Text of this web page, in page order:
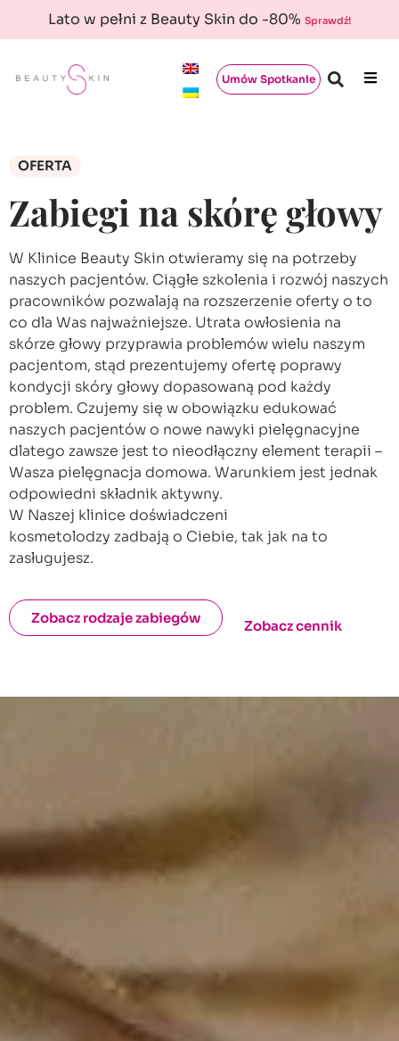
Lato w pełni z Beauty Skin do -80% Sprawdź!
Umów Spotkanie
OFERTA
Zabiegi na skórę głowy
W Klinice Beauty Skin otwieramy się na potrzeby
naszych pacjentów. Ciągłe szkolenia i rozwój naszych
pracowników pozwalają na rozszerzenie oferty o to
co dla Was najważniejsze. Utrata owłosienia na
skórze głowy przyprawia problemów wielu naszym
pacjentom, stąd prezentujemy ofertę poprawy
kondycji skóry głowy dopasowaną pod każdy
problem. Czujemy się w obowiązku edukować
naszych pacjentów o nowe nawyki pielęgnacyjne
dlatego zawsze jest to nieodłączny element terapii –
Wasza pielęgnacja domowa. Warunkiem jest jednak
odpowiedni składnik aktywny.
W Naszej klinice doświadczeni
kosmetolodzy zadbają o Ciebie, tak jak na to
zasługujesz.
Zobacz rodzaje zabiegów Zobacz cennik